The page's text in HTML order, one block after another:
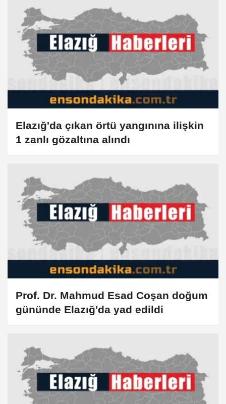
Elazığ'da çıkan örtü yangınına ilişkin
1 zanlı gözaltına alındı
Prof. Dr. Mahmud Esad Coşan doğum
gününde Elazığ'da yad edildi